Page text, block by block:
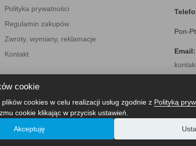
Polityka prywatności
Regulamin zakupów
Zwroty, wymiany, reklamacje
Kontakt
Pon-
Email:
cookie
cookies w celu realizacji usług zgodnie z Polityką
cookie klikając w przycisk ustawień.
Akceptuję